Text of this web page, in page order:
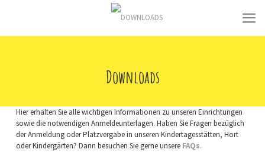
Downloads
Hier erhalten Sie alle wichtigen Informationen zu unseren Einrichtungen
sowie die notwendigen Anmeldeunterlagen. Haben Sie Fragen bezüglich
der Anmeldung oder Platzvergabe in unseren Kindertagesstätten, Hort
oder Kindergärten? Dann besuchen Sie gerne unsere FAQs.